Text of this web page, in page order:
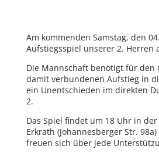
Am kommenden Samstag, den
Aufstiegsspiel unserer 2. Herren
Die Mannschaft benötigt für den
damit verbundenen Aufstieg in
ein Unentschieden im direkten
2.
Das Spiel findet um 18 Uhr in der
Erkrath (Johannesberger Str.
freuen sich über jede